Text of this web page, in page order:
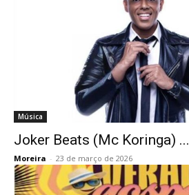
Música
Joker Beats (Mc Koringa) ...
Moreira - 23 de março de 2026